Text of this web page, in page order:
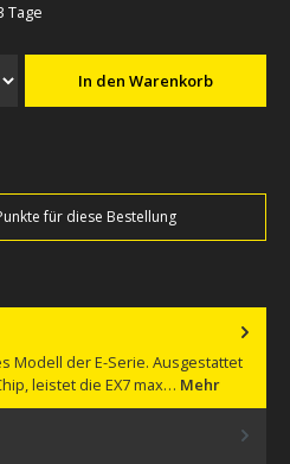
Tage
In den Warenkorb
für diese Bestellung
Modell der E-Serie. Ausgestattet
leistet die EX7 max… Mehr